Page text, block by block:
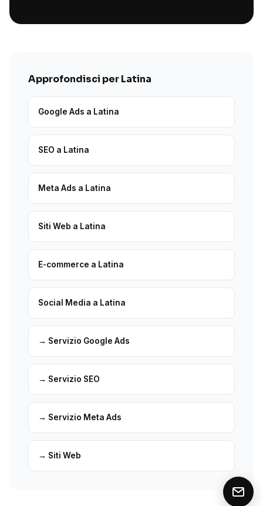
Approfondisci per Latina
Google Ads a Latina
SEO a Latina
Meta Ads a Latina
Siti Web a Latina
E-commerce a Latina
Social Media a Latina
→ Servizio Google Ads
→ Servizio SEO
→ Servizio Meta Ads
→ Siti Web